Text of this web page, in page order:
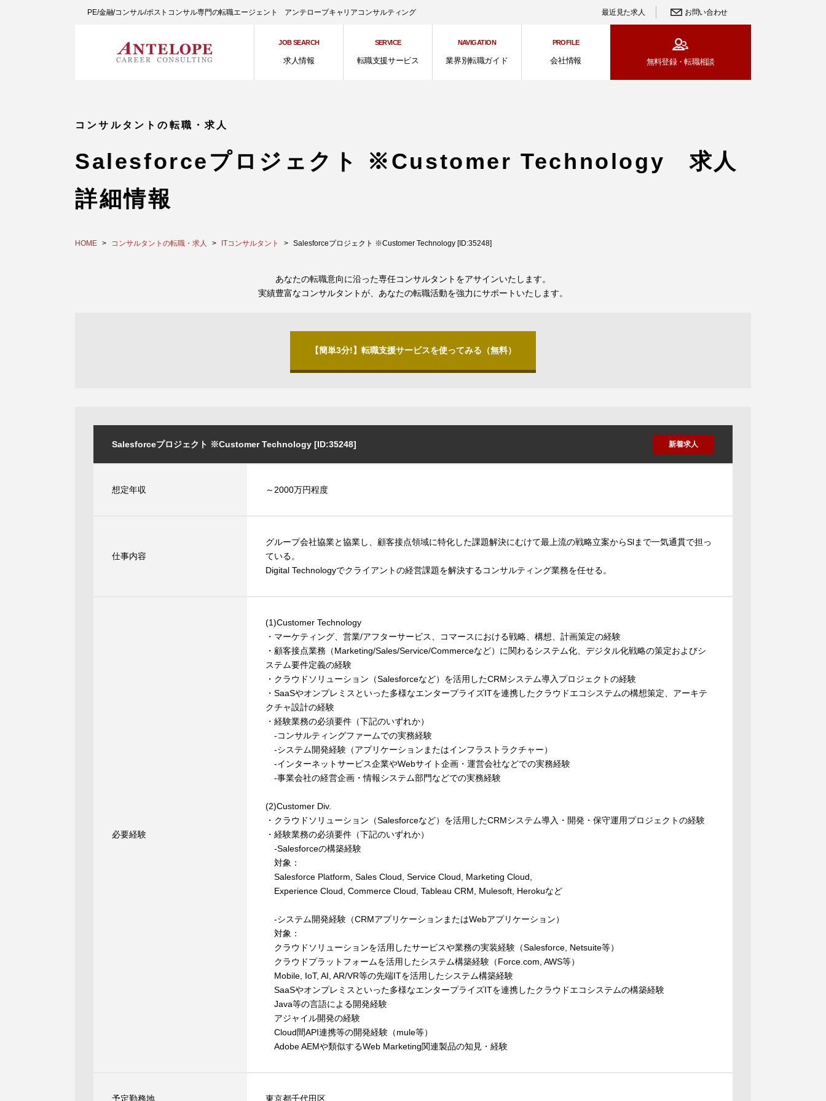
PE/金融/コンサル/ポストコンサル専門の転職エージェント アンテロープキャリアコンサルティング 最近見た求人 お問い合わせ
JOB SEARCH
求人情報
SERVICE
転職支援サービス
NAVIGATION
業界別転職ガイド
PROFILE
会社情報 無料登録・転職相談
コンサルタントの転職・求人
Salesforceプロジェクト ※Customer Technology 求人
詳細情報
HOME コンサルタントの転職・求人 ITコンサルタント Salesforceプロジェクト ※Customer Technology [ID:35248]
あなたの転職意向に沿った専任コンサルタントをアサインいたします。
実績豊富なコンサルタントが、あなたの転職活動を強力にサポートいたします。
【簡単3分!】転職支援サービスを使ってみる（無料）
Salesforceプロジェクト ※Customer Technology [ID:35248] 新着求人
想定年収 ～2000万円程度
仕事内容
グループ会社協業と協業し、顧客接点領域に特化した課題解決にむけて最上流の戦略立案からSlまで一気通貫で担っ
ている。
Digital Technologyでクライアントの経営課題を解決するコンサルティング業務を任せる。
必要経験
(1)Customer Technology
・マーケティング、営業/アフターサービス、コマースにおける戦略、構想、計画策定の経験
・顧客接点業務（Marketing/Sales/Service/Commerceなど）に関わるシステム化、デジタル化戦略の策定およびシ
ステム要件定義の経験
・クラウドソリューション（Salesforceなど）を活用したCRMシステム導入プロジェクトの経験
・SaaSやオンプレミスといった多様なエンタープライズITを連携したクラウドエコシステムの構想策定、アーキテ
クチャ設計の経験
・経験業務の必須要件（下記のいずれか）
-コンサルティングファームでの実務経験
-システム開発経験（アプリケーションまたはインフラストラクチャー）
-インターネットサービス企業やWebサイト企画・運営会社などでの実務経験
-事業会社の経営企画・情報システム部門などでの実務経験
(2)Customer Div.
・クラウドソリューション（Salesforceなど）を活用したCRMシステム導入・開発・保守運用プロジェクトの経験
・経験業務の必須要件（下記のいずれか）
-Salesforceの構築経験
対象：
Salesforce Platform, Sales Cloud, Service Cloud, Marketing Cloud,
Experience Cloud, Commerce Cloud, Tableau CRM, Mulesoft, Herokuなど
-システム開発経験（CRMアプリケーションまたはWebアプリケーション）
対象：
クラウドソリューションを活用したサービスや業務の実装経験（Salesforce, Netsuite等）
クラウドプラットフォームを活用したシステム構築経験（Force.com, AWS等）
Mobile, IoT, AI, AR/VR等の先端ITを活用したシステム構築経験
SaaSやオンプレミスといった多様なエンタープライズITを連携したクラウドエコシステムの構築経験
Java等の言語による開発経験
アジャイル開発の経験
Cloud間API連携等の開発経験（mule等）
Adobe AEMや類似するWeb Marketing関連製品の知見・経験
予定勤務地 東京都千代田区